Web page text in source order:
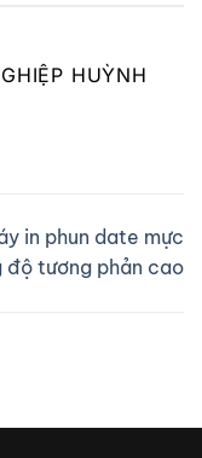
HUỲNH
in phun date mực
độ tương phản cao